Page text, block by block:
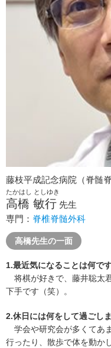
藤枝平成記念病院（脊髄
たかはし としゆき
高橋 敏行 先生
専門： 脊椎脊髄外科
高橋先生の一面
1.最近気になることは何で
将棋が好きで、藤井聡太
下手です（笑）。
2.休日には何をして過ごし
学会や研究会が多くてあ
行ったり、散歩で体を動か